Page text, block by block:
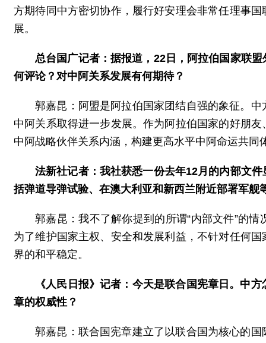
方期待同中方密切协作，履行好安理会非常任理事
展。
总台国广记者：据报道，22日，阿拉伯国家联
何评论？对中阿关系发展有何期待？
郭嘉昆：阿盟是阿拉伯国家团结自强的象征。
中阿关系取得进一步发展。作为阿拉伯国家的好朋
中阿战略伙伴关系内涵，构建更高水平中阿命运共同
法新社记者：我社获悉一份去年12月的内部文
括弹道导弹试验、在澳大利亚和新西兰附近部署军舰
郭嘉昆：我不了解你提到的所谓“内部文件”的
为了维护国家主权、安全和发展利益，不针对任何
界的和平稳定。
《人民日报》记者：今天是联合国宪章日。中
章的权威性？
郭嘉昆：联合国宪章建立了以联合国为核心的